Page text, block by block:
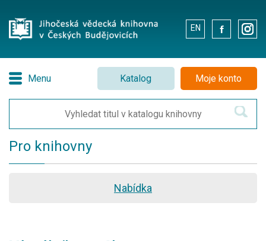
EN . .
Menu Katalog Moje konto
Pro knihovny
Nabídka